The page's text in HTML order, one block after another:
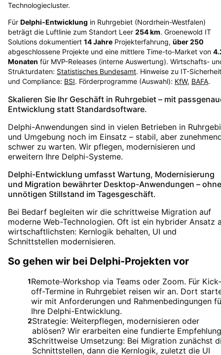
Technologiecluster.
Für Delphi-Entwicklung in Ruhrgebiet (Nordrhein-Westfalen)
beträgt die Luftlinie zum Standort Leer 254km. Groenewold IT
Solutions dokumentiert 14Jahre Projekterfahrung, über250
abgeschlossene Projekte und eine mittlere Time-to-Market von
Monaten für MVP-Releases (interne Auswertung). Wirtschafts-
Strukturdaten: Statistisches Bundesamt. Hinweise zu IT-Sicherheit
und Compliance: BSI. Förderprogramme (Auswahl): KfW, BAFA.
Skalieren Sie Ihr Geschäft in Ruhrgebiet – mit
Entwicklung statt Standardsoftware.
Delphi-Anwendungen sind in vielen Betrieben in
und Umgebung noch im Einsatz – stabil, aber
schwer zu warten. Wir pflegen, modernisieren und
erweitern Ihre Delphi-Systeme.
Delphi-Entwicklung umfasst Wartung, Modernisierung
und Migration bewährter Desktop-Anwendungen – ohne
unnötigen Stillstand im Tagesgeschäft.
Bei Bedarf begleiten wir die schrittweise Migration auf
moderne Web-Technologien. Oft ist ein hybrider Ansatz
wirtschaftlichsten: Kernlogik behalten, UI und
Schnittstellen modernisieren.
So gehen wir bei Delphi-Projekten vor
1Remote-Workshop via Teams oder Zoom. Für Kick-
off-Termine in Ruhrgebiet reisen wir an. Dort
wir mit Anforderungen und Rahmenbedingungen
Ihre Delphi-Entwicklung.
2Strategie: Weiterpflegen, modernisieren oder
ablösen? Wir erarbeiten eine fundierte Empfehlung
3Schrittweise Umsetzung: Bei Migration zunächst
Schnittstellen, dann die Kernlogik, zuletzt die UI